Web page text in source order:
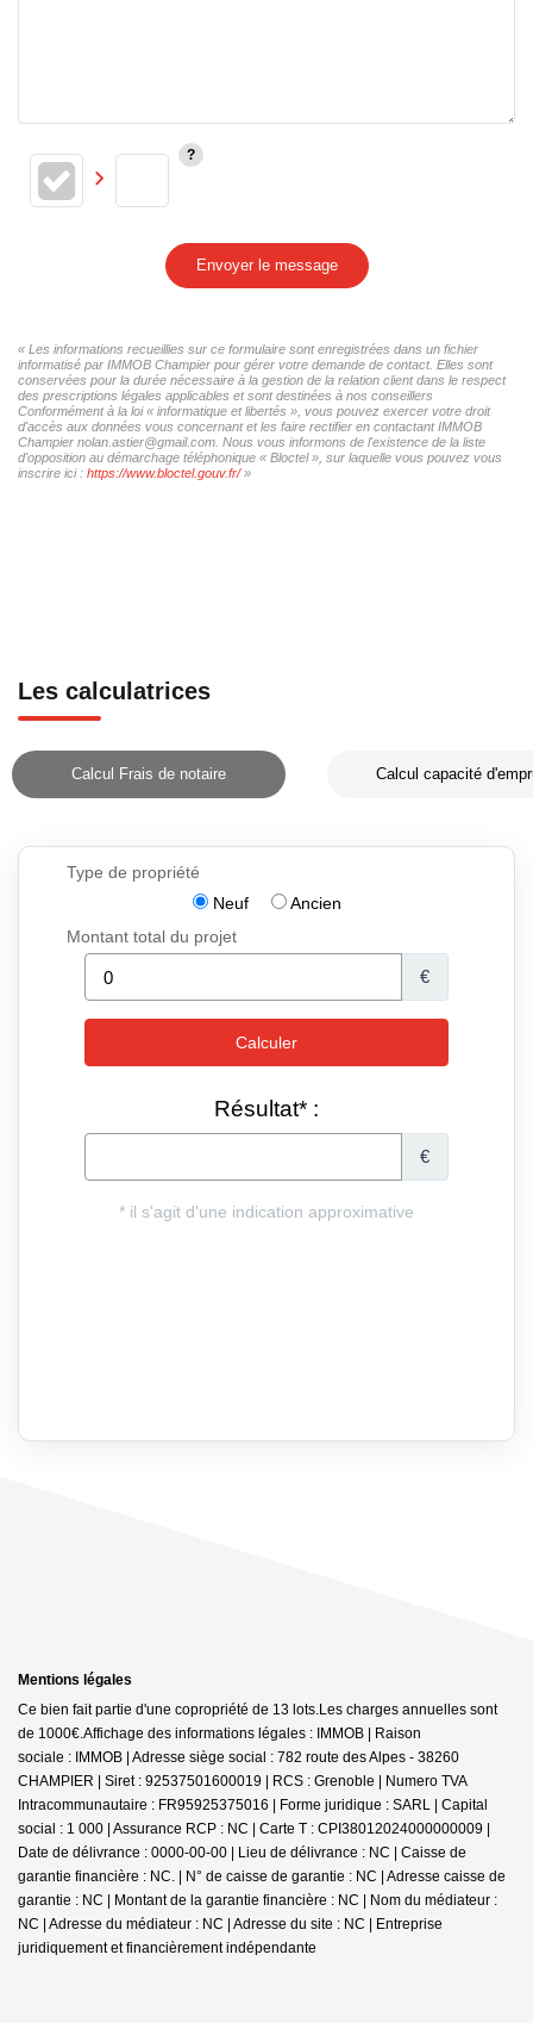
Envoyer le message
« Les informations recueillies sur ce formulaire sont enregistrées dans un fichier
informatisé par IMMOB Champier pour gérer votre demande de contact. Elles sont
conservées pour la durée nécessaire à la gestion de la relation client dans le respect
des prescriptions légales applicables et sont destinées à nos conseillers
Conformément à la loi « informatique et libertés », vous pouvez exercer votre droit
d'accès aux données vous concernant et les faire rectifier en contactant IMMOB
Champier nolan.astier@gmail.com. Nous vous informons de l'existence de la liste
d'opposition au démarchage téléphonique « Bloctel », sur laquelle vous pouvez vous
inscrire ici : https://www.bloctel.gouv.fr/»
Les calculatrices
Calcul Frais de notaire Calcul capacité
Mentions légales
Ce bien fait partie d'une copropriété de 13 lots.Les charges annuelles sont
de 1000€. Affichage des informations légales : IMMOB | Raison
sociale : IMMOB | Adresse siège social : 782 route des Alpes - 38260
CHAMPIER | Siret : 92537501600019 | RCS : Grenoble | Numero TVA
Intracommunautaire : FR95925375016 | Forme juridique : SARL | Capital
social : 1 000 | Assurance RCP : NC | Carte T : CPI38012024000000009 |
Date de délivrance : 0000-00-00 | Lieu de délivrance : NC | Caisse de
garantie financière : NC. | N° de caisse de garantie : NC | Adresse caisse de
garantie : NC | Montant de la garantie financière : NC | Nom du médiateur :
NC | Adresse du médiateur : NC | Adresse du site : NC | Entreprise
juridiquement et financièrement indépendante